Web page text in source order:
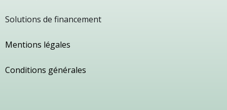
Solutions de financement
Mentions légales
Conditions générales